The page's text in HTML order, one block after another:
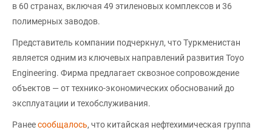
в 60 странах, включая 49 этиленовых комплексов и 36
полимерных заводов.
Представитель компании подчеркнул, что Туркменистан
является одним из ключевых направлений развития Toyo
Engineering. Фирма предлагает сквозное сопровождение
объектов — от технико-экономических обоснований до
эксплуатации и техобслуживания.
Ранеесообщалось, что китайская нефтехимическая группа